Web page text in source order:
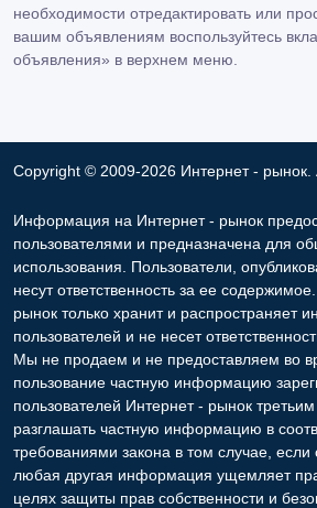
необходимости отредактировать или
вашим объявлениям воспользуйтесь
объявления» в верхнем меню.
Copyright © 2009-2026 Интернет - рынок.
Информация на Интернет - рынок
пользователями и предназначена для
использования. Пользователи,
несут ответственность за ее
рынок только хранит и распространяет
пользователей и не несет
Мы не продаем и не предоставляем во
пользование частную информацию
пользователей Интернет - рынок
разглашать частную информацию в
требованиями закона в том случае,
любая другая информация ущемляет
целях защиты прав собственности и